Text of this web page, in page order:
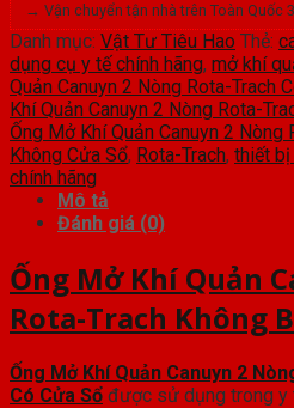
Trach
Không
Bóng
Có
Cửa
Sổ
lượng
→ Vận chuyển tận nhà trên Toàn Quốc
Danh mục: Vật Tư Tiêu Hao Thẻ:
dụng cụ y tế chính hãng, mở khí
Quản Canuyn 2 Nòng Rota-Trach
Khí Quản Canuyn 2 Nòng Rota-
Ống Mở Khí Quản Canuyn 2 Nòng
Không Cửa Sổ, Rota-Trach, thiết bị
chính hãng
Mô tả
Đánh giá (0)
Ống Mở Khí Quản
Rota-Trach Không
Ống Mở Khí Quản Canuyn 2
Có Cửa Sổ được sử dụng trong y